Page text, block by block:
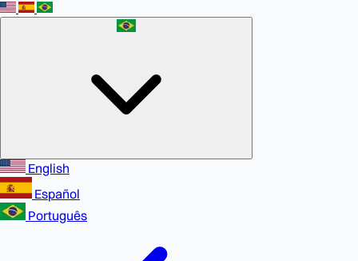
English
Español
Português